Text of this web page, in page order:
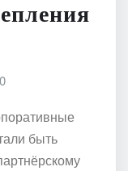
0
быть